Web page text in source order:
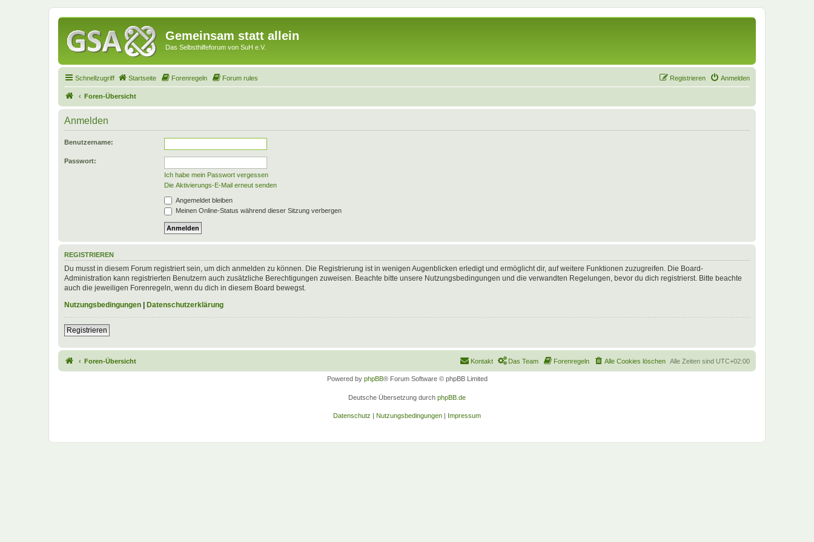
Gemeinsam statt allein
Das Selbsthilfeforum von SuH e.V.
Schnellzugriff Startseite Forenregeln Forum rules Anmelden
Registrieren
Foren-Übersicht
Anmelden
Benutzername:
Passwort:
Ich habe mein Passwort vergessen
Die Aktivierungs-E-Mail erneut senden
Angemeldet bleiben
Meinen Online-Status während dieser Sitzung verbergen
REGISTRIEREN
Du musst in diesem Forum registriert sein, um dich anmelden zu können. Die Registrierung ist in wenigen Augenblicken erledigt und ermöglicht dir, auf weitere Funktionen zuzugreifen. Die Board-
Administration kann registrierten Benutzern auch zusätzliche Berechtigungen zuweisen. Beachte bitte unsere Nutzungsbedingungen und die verwandten Regelungen, bevor du dich registrierst. Bitte beachte
auch die jeweiligen Forenregeln, wenn du dich in diesem Board bewegst.
Nutzungsbedingungen
Datenschutzerklärung
Registrieren
Foren-Übersicht Alle Zeiten sind UTC+02:00
Alle Cookies löschen
Forenregeln
Das Team
Kontakt
Powered by phpBB® Forum Software © phpBB Limited
Deutsche Übersetzung durch phpBB.de
Datenschutz Nutzungsbedingungen Impressum